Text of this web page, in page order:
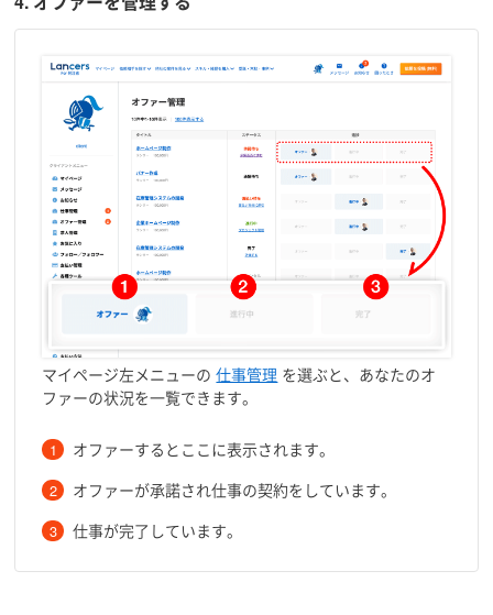
マイページ左メニューの仕事管理 を選ぶと、あなたのオ
ファーの状況を一覧できます。
オファーするとここに表示されます。
オファーが承諾され仕事の契約をしています。
仕事が完了しています。